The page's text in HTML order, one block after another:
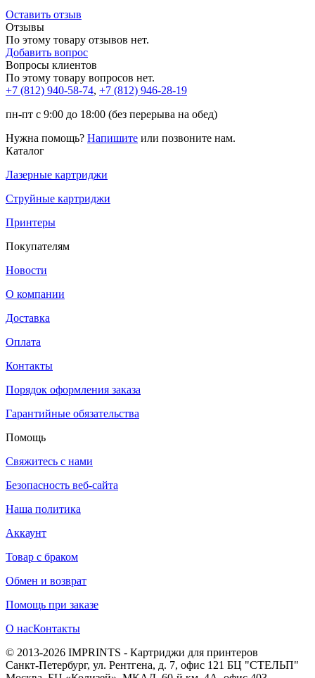
Оставить отзыв
Отзывы
По этому товару отзывов нет.
Добавить вопрос
Вопросы клиентов
По этому товару вопросов нет.
+7 (812) 940-58-74, +7 (812) 946-28-19
пн-пт с 9:00 до 18:00 (без перерыва на обед)
Нужна помощь? Напишите или позвоните нам.
Каталог
Лазерные картриджи
Струйные картриджи
Принтеры
Покупателям
Новости
О компании
Доставка
Оплата
Контакты
Порядок оформления заказа
Гарантийные обязательства
Помощь
Свяжитесь с нами
Безопасность веб-сайта
Наша политика
Аккаунт
Товар с браком
Обмен и возврат
Помощь при заказе
О насКонтакты
© 2013-2026 IMPRINTS - Картриджи для принтеров
Санкт-Петербург, ул. Рентгена, д. 7, офис 121 БЦ "СТЕЛЬП"